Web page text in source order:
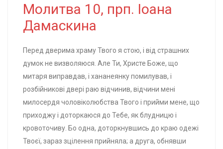
Молитва 10, прп. Іоана
Дамаскина
Перед дверима храму Твого я стою, і від страшних
думок не визволяюся. Але Ти, Христе Боже, що
митаря виправдав, і хананеянку помилував, і
розбійникові двері раю відчинив, відчини мені
милосердя чоловіколюбства Твого і прийми мене, що
приходжу і доторкаюся до Тебе, як блудницю і
кровоточиву. Бо одна, доторкнувшись до краю одежі
Твоєї, зараз зцілення прийняла; а друга, обнявши